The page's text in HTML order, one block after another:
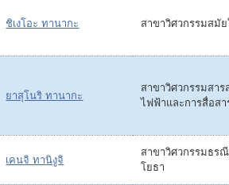
ชิเงโอะ ทานากะ สาขาวิศวกรรมสมั
ยาสุโนริ ทานากะ
สาขาวิศวกรรมสาร
ไฟฟ้าและการสื่อสา
เคนจิ ทานิงูจิ
สาขาวิศวกรรมธร
โยธา